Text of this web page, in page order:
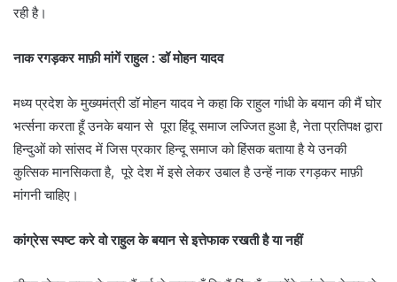
रही है।
नाक रगड़कर माफ़ी मांगें राहुल : डॉ मोहन यादव
मध्य प्रदेश के मुख्यमंत्री डॉ मोहन यादव ने कहा कि राहुल गांधी के बयान की मैं घोर
भर्त्सना करता हूँ उनके बयान से पूरा हिंदू समाज लज्जित हुआ है, नेता प्रतिपक्ष द्वारा
हिन्दुओं को सांसद में जिस प्रकार हिन्दू समाज को हिंसक बताया है ये उनकी
कुत्सिक मानसिकता है, पूरे देश में इसे लेकर उबाल है उन्हें नाक रगड़कर माफ़ी
मांगनी चाहिए।
कांग्रेस स्पष्ट करे वो राहुल के बयान से इत्तेफाक रखती है या नहीं